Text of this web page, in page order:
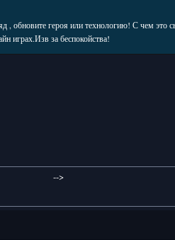
, обновите героя или технологию! С чем это
играх.Изв за беспокойства!
-->